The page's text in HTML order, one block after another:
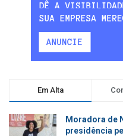
Em Alta
Moradora de
presidência